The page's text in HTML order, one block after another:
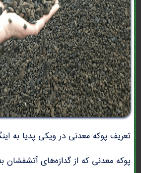
تعریف پوکه معدنی در ویکی پدیا به
پوکه معدنی که از گدازه‌های آتشفشان